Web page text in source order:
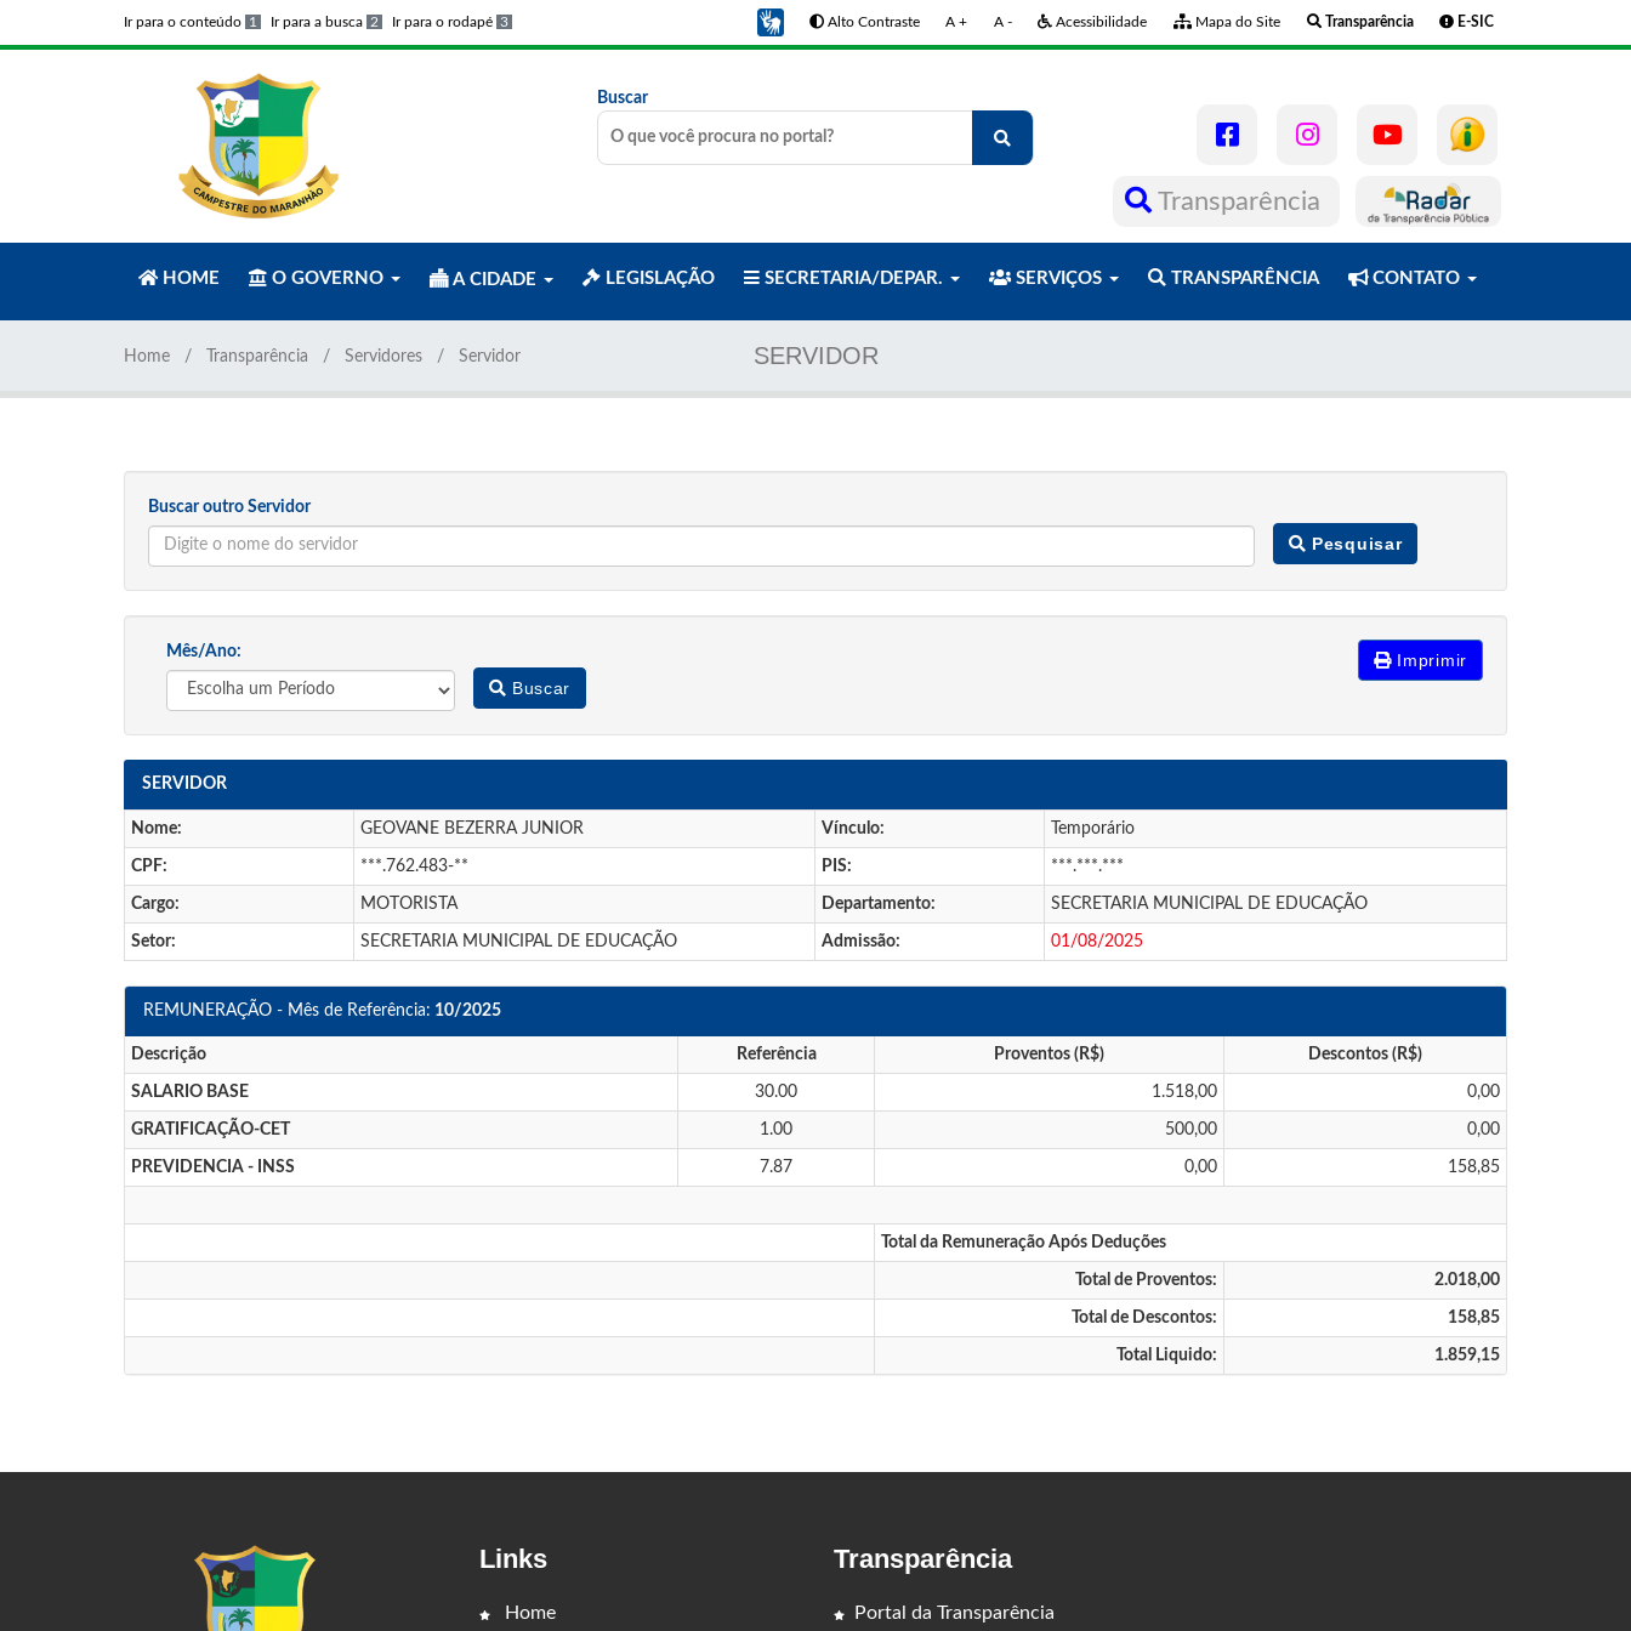
Ir para o conteúdo 1 Ir para a busca 2 Ir para o rodapé 3 Alto Contraste A + A - Acessibilidade Mapa do Site Transparência E-SIC
Buscar
Transparência
HOME O GOVERNO A CIDADE LEGISLAÇÃO SECRETARIA/DEPAR. SERVIÇOS TRANSPARÊNCIA CONTATO
SERVIDOR
Home Transparência Servidores Servidor
Buscar outro Servidor
Pesquisar
Mês/Ano:
Buscar
Imprimir
SERVIDOR
Nome: GEOVANE BEZERRA JUNIOR Vínculo: Temporário
CPF: ***.762.483-** PIS: ***.***.***
Cargo: MOTORISTA Departamento: SECRETARIA MUNICIPAL DE EDUCAÇÃO
Setor: SECRETARIA MUNICIPAL DE EDUCAÇÃO Admissão: 01/08/2025
REMUNERAÇÃO - Mês de Referência: 10/2025
Descrição Referência Proventos (R$) Descontos (R$)
SALARIO BASE 30.00 1.518,00 0,00
GRATIFICAÇÃO-CET 1.00 500,00 0,00
PREVIDENCIA - INSS 7.87 0,00 158,85
Total da Remuneração Após Deduções
Total de Proventos: 2.018,00
Total de Descontos: 158,85
Total Liquido: 1.859,15
Links
Home
Transparência
Portal da Transparência